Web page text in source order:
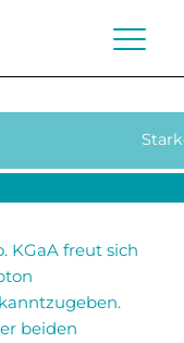
KGaA freut sich
beiden